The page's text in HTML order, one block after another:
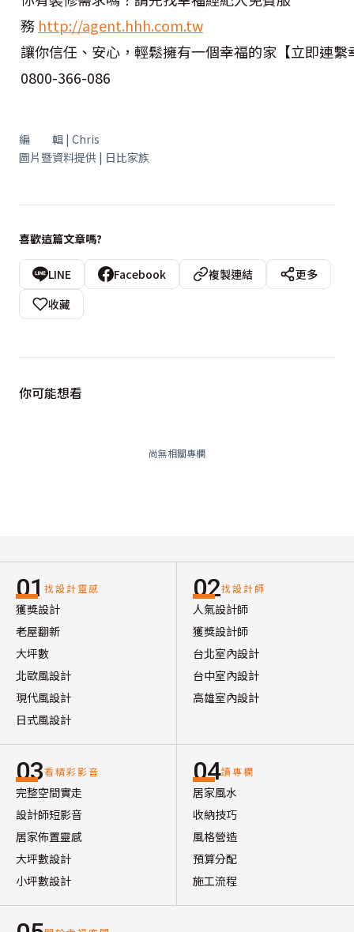
務 http://agent.hhh.com.tw
讓你信任、安心，輕鬆擁有一個幸福的家【立即連繫
0800-366-086
編 輯 | Chris
圖片暨資料提供 | 日比家族
喜歡這篇文章嗎?
LINE Facebook 複製連結
更多
收藏
你可能想看
尚無相關專欄
01 找設計靈感
獲獎設計
老屋翻新
大坪數
北歐風設計
現代風設計
日式風設計
02找設計師
人氣設計師
獲獎設計師
台北室內設計
台中室內設計
高雄室內設計
03看精彩影音
完整空間實走
設計師短影音
居家佈置靈感
大坪數設計
小坪數設計
04讀專欄
居家風水
收納技巧
風格營造
預算分配
施工流程